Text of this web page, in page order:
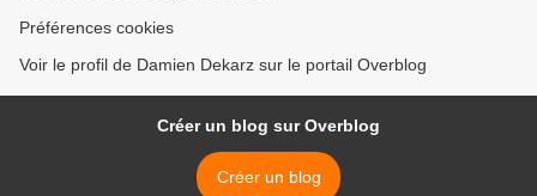
Préférences cookies
Voir le profil de Damien Dekarz sur le portail Overblog
Créer un blog sur Overblog
Créer un blog